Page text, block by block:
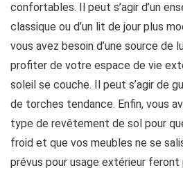
confortables. Il peut s’agir d’un
classique ou d’un lit de jour plus
vous avez besoin d’une source de
profiter de votre espace de vie
soleil se couche. Il peut s’agir de
de torches tendance. Enfin, vous
type de revêtement de sol pour
froid et que vos meubles ne se
prévus pour usage extérieur